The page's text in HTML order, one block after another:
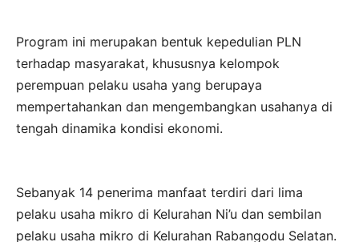
Program ini merupakan bentuk kepedulian PLN
terhadap masyarakat, khususnya kelompok
perempuan pelaku usaha yang berupaya
mempertahankan dan mengembangkan usahanya di
tengah dinamika kondisi ekonomi.
Sebanyak 14 penerima manfaat terdiri dari lima
pelaku usaha mikro di Kelurahan Ni’u dan sembilan
pelaku usaha mikro di Kelurahan Rabangodu Selatan.